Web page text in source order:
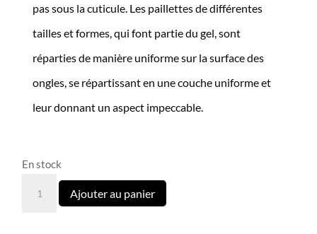
pas sous la cuticule. Les paillettes de différentes
tailles et formes, qui font partie du gel, sont
réparties de manière uniforme sur la surface des
ongles, se répartissant en une couche uniforme et
leur donnant un aspect impeccable.
En stock
quantité
Ajouter au panier